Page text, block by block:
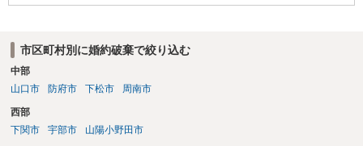
市区町村別に婚約破棄で絞り込む
中部
山口市
防府市 下松市 周南市
西部
下関市
宇部市 山陽小野田市